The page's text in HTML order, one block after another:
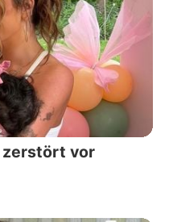
zerstört vor